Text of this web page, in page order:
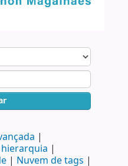
Nuvem de tags